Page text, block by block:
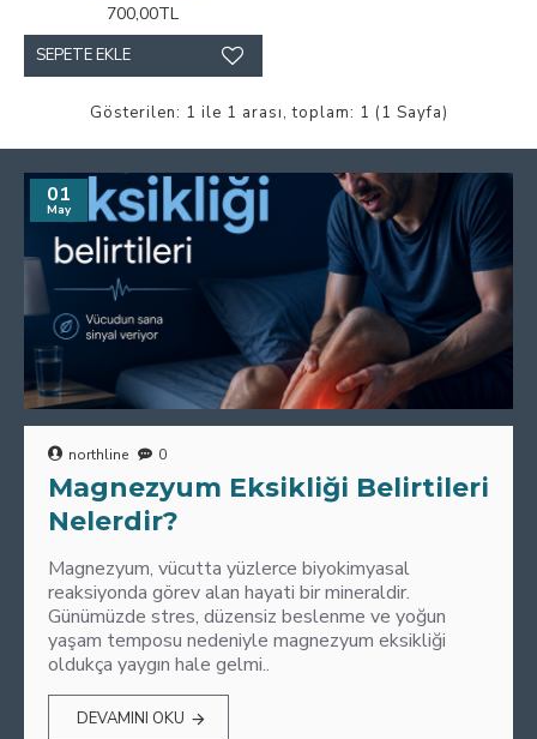
700,00TL
SEPETE EKLE
Gösterilen: 1 ile 1 arası, toplam: 1 (1 Sayfa)
01
May
northline 0
Magnezyum Eksikliği Belirtileri
Nelerdir?
Magnezyum, vücutta yüzlerce biyokimyasal
reaksiyonda görev alan hayati bir mineraldir.
Günümüzde stres, düzensiz beslenme ve yoğun
yaşam temposu nedeniyle magnezyum eksikliği
oldukça yaygın hale gelmi..
DEVAMINI OKU